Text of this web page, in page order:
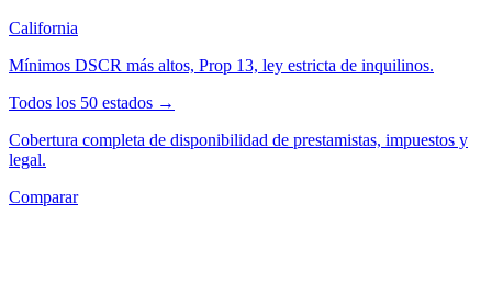
California
Mínimos DSCR más altos, Prop 13, ley estricta de inquilinos.
Todos los 50 estados →
Cobertura completa de disponibilidad de prestamistas, impuestos y
legal.
Comparar